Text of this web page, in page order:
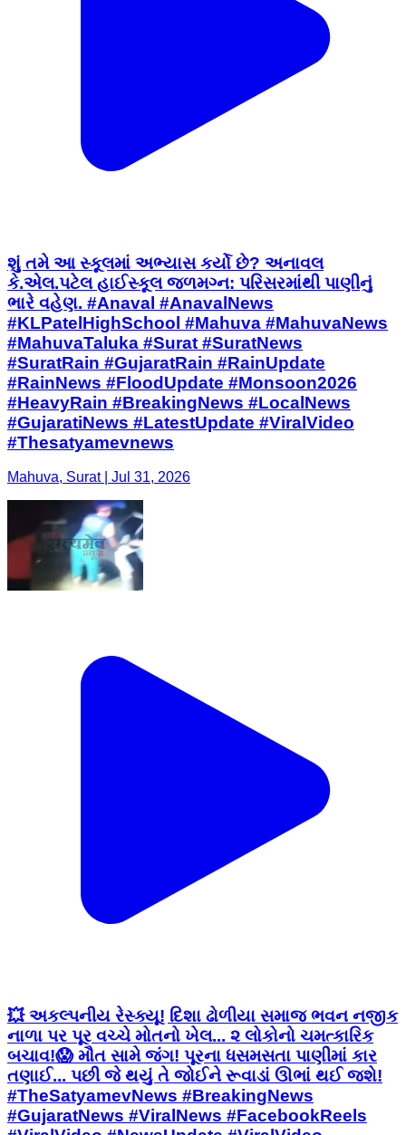
શું તમે આ સ્કૂલમાં અભ્યાસ કર્યો છે? અનાવલ
કે.એલ.પટેલ હાઈસ્કૂલ જળમગ્ન: પરિસરમાંથી પાણીનું
ભારે વહેણ. #Anaval #AnavalNews
#KLPatelHighSchool #Mahuva #MahuvaNews
#MahuvaTaluka #Surat #SuratNews
#SuratRain #GujaratRain #RainUpdate
#RainNews #FloodUpdate #Monsoon2026
#HeavyRain #BreakingNews #LocalNews
#GujaratiNews #LatestUpdate #ViralVideo
#Thesatyamevnews
Mahuva, Surat | Jul 31, 2026
💥 અકલ્પનીય રેસ્ક્યૂ! દિશા ઢોળીયા સમાજ ભવન નજીક
નાળા પર પૂર વચ્ચે મોતનો ખેલ... ૨ લોકોનો ચમત્કારિક
બચાવ! ​😱 મૌત સામે જંગ! પૂરના ધસમસતા પાણીમાં કાર
તણાઈ... પછી જે થયું તે જોઈને રૂવાડાં ઊભાં થઈ જશે! ​
#TheSatyamevNews #BreakingNews
#GujaratNews #ViralNews #FacebookReels